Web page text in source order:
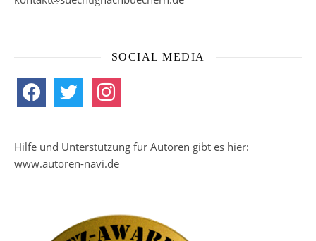
SOCIAL MEDIA
facebook twitter instagram
Hilfe und Unterstützung für Autoren gibt es hier:
www.autoren-navi.de